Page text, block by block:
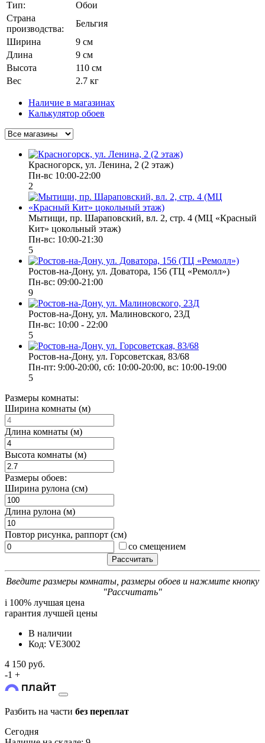
Тип:
Обои
Страна
производства:
Бельгия
Ширина
9 см
Длина
9 см
Высота
110 см
Вес
2.7 кг
Наличие в магазинах
Калькулятор обоев
Красногорск, ул. Ленина, 2 (2 этаж)
Пн-вс 10:00-22:00
2
Мытищи, пр. Шараповский, вл. 2, стр. 4 (МЦ «Красный
Кит» цокольный этаж)
Пн-вс: 10:00-21:30
5
Ростов-на-Дону, ул. Доватора, 156 (ТЦ «Ремолл»)
Пн-вс: 09:00-21:00
9
Ростов-на-Дону, ул. Малиновского, 23Д
Пн-вс: 10:00 - 22:00
5
Ростов-на-Дону, ул. Горсоветская, 83/68
Пн-пт: 9:00-20:00, сб: 10:00-20:00, вс: 10:00-19:00
5
Размеры комнаты:
Ширина комнаты (м)
Длина комнаты (м)
Высота комнаты (м)
Размеры обоев:
Ширина рулона (см)
Длина рулона (м)
Повтор рисунка, раппорт (см)
со смещением
Введите размеры комнаты, размеры обоев и нажмите кнопку
"Рассчитать"
i 100% лучшая цена
гарантия лучшей цены
В наличии
Код: VE3002
4 150 руб.
-1 +
Разбить на части без переплат
Сегодня